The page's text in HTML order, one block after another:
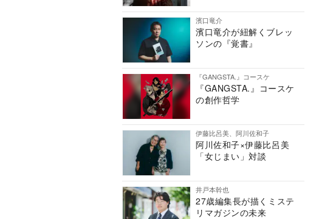
濱口竜介
濱口竜介が紐解くブレッ
ソンの『覚書』
『GANGSTA.』コースケ
『GANGSTA.』コースケ
の創作哲学
伊藤比呂美、阿川佐和子
阿川佐和子×伊藤比呂美
「女じまい」対談
井戸本幹也
27歳編集長が描くミステ
リマガジンの未来